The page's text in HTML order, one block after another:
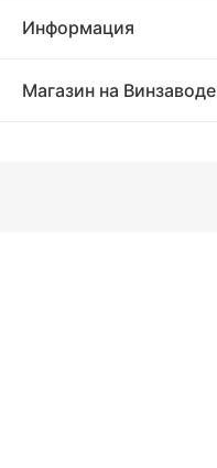
Информация
Магазин на Винзаводе